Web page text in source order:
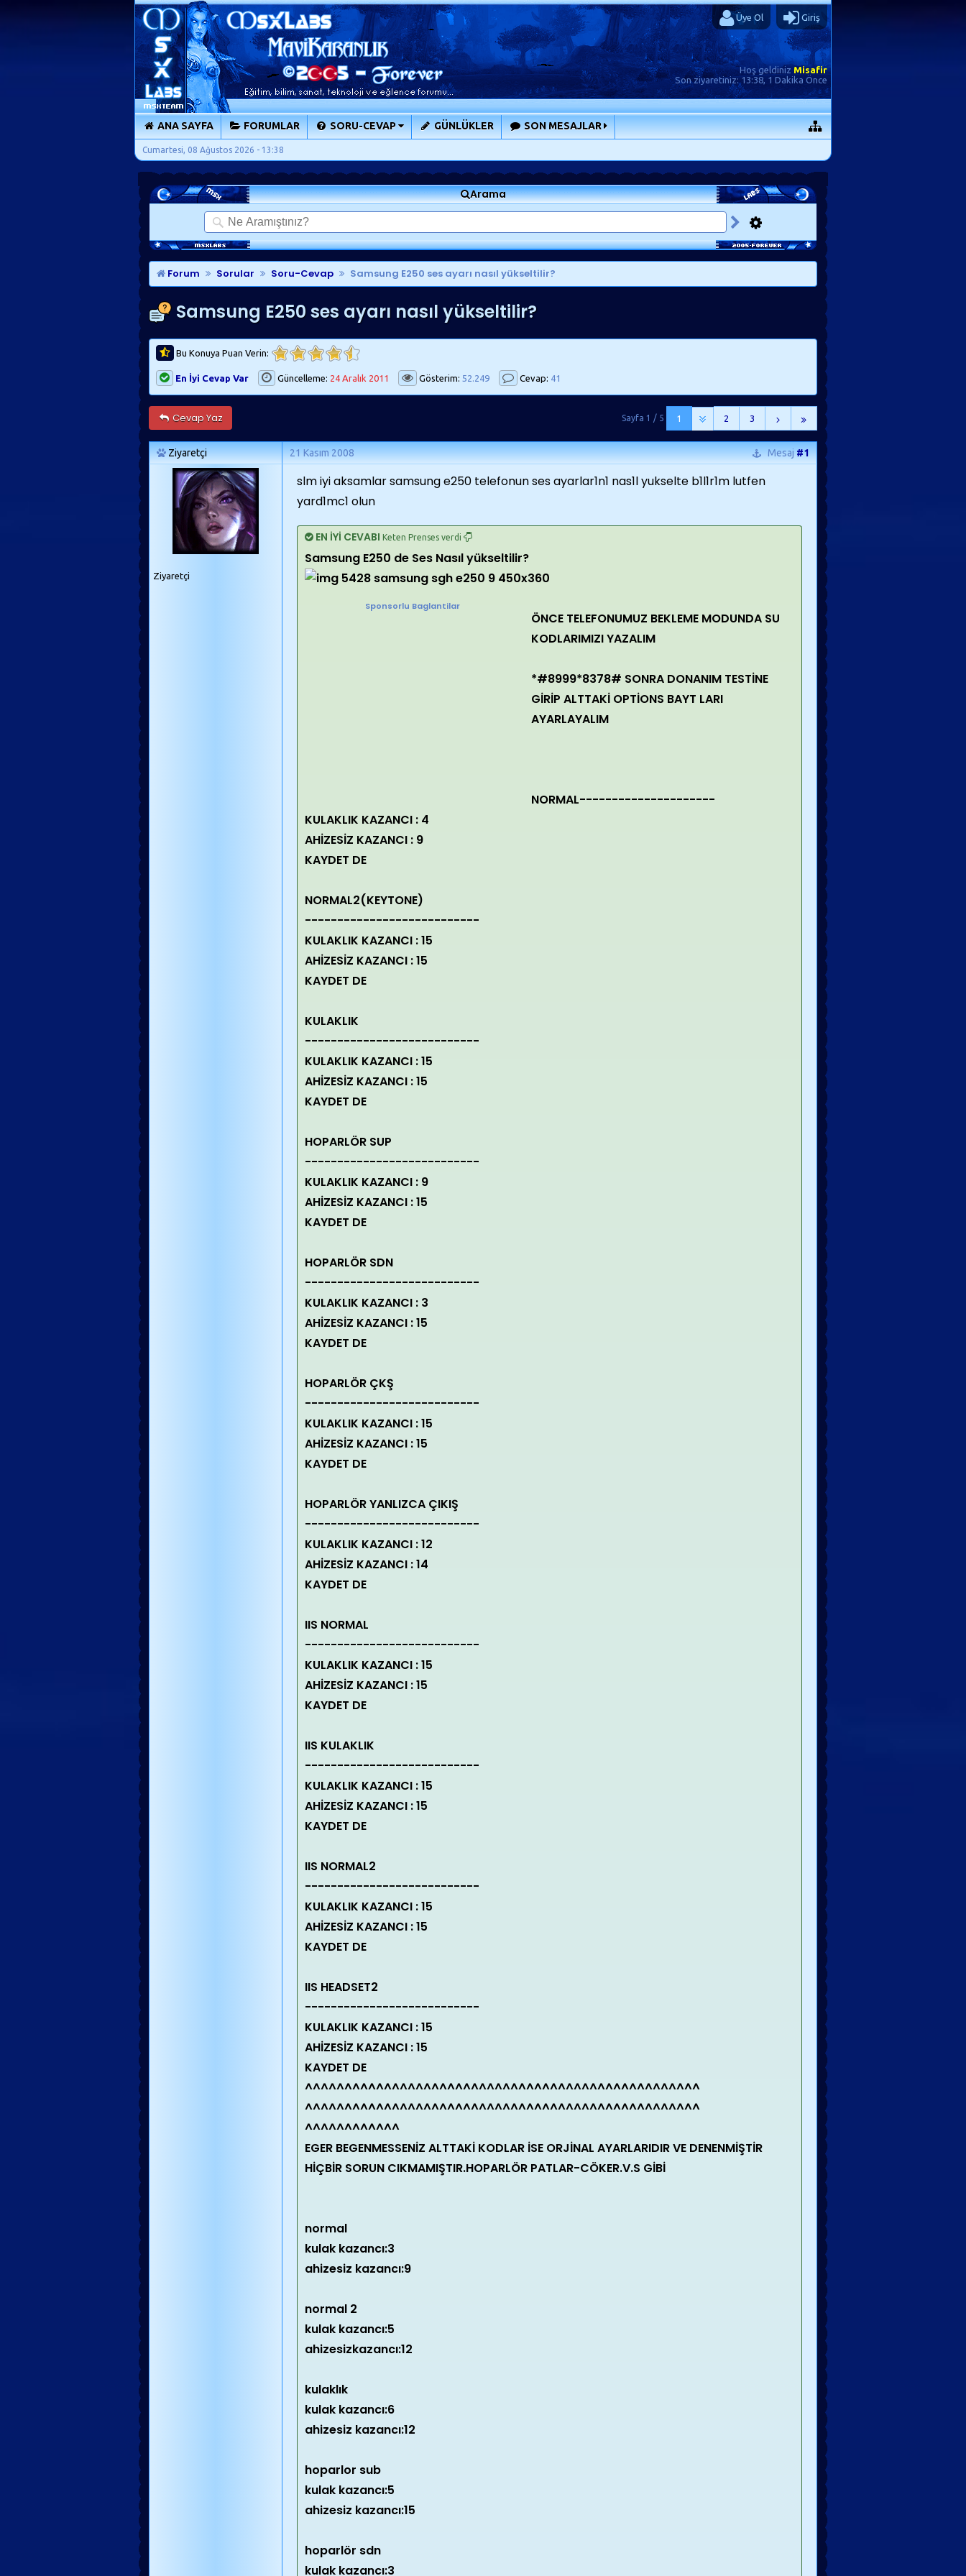
Üye Ol Giriş
Hoş geldiniz Misafir
Son ziyaretiniz:13:38, 1 Dakika Önce
ANA SAYFA FORUMLAR SORU-CEVAP GÜNLÜKLER SON MESAJLAR
Cumartesi, 08 Ağustos 2026 - 13:38
Arama
Forum Sorular Soru-Cevap Samsung E250 ses ayarı nasıl yükseltilir?
Samsung E250 ses ayarı nasıl yükseltilir?
Bu Konuya Puan Verin:
En İyi Cevap Var Güncelleme: 24 Aralık 2011 Gösterim: 52.249 Cevap: 41
Cevap Yaz 1 2 3
Sayfa 1 / 5
Ziyaretçi 21 Kasım 2008 Mesaj#1
Ziyaretçi
slm iyi aksamlar samsung e250 telefonun ses ayarlar1n1 nas1l yukselte b1l1r1m lutfen
yard1mc1 olun
EN İYİ CEVABI Keten Prenses verdi
Samsung E250 de Ses Nasıl yükseltilir?
Sponsorlu Baglantilar
ÖNCE TELEFONUMUZ BEKLEME MODUNDA SU
KODLARIMIZI YAZALIM
*#8999*8378# SONRA DONANIM TESTİNE
GİRİP ALTTAKİ OPTİONS BAYT LARI
AYARLAYALIM
NORMAL---------------------
KULAKLIK KAZANCI : 4
AHİZESİZ KAZANCI : 9
KAYDET DE
NORMAL2(KEYTONE)
---------------------------
KULAKLIK KAZANCI : 15
AHİZESİZ KAZANCI : 15
KAYDET DE
KULAKLIK
---------------------------
KULAKLIK KAZANCI : 15
AHİZESİZ KAZANCI : 15
KAYDET DE
HOPARLÖR SUP
---------------------------
KULAKLIK KAZANCI : 9
AHİZESİZ KAZANCI : 15
KAYDET DE
HOPARLÖR SDN
---------------------------
KULAKLIK KAZANCI : 3
AHİZESİZ KAZANCI : 15
KAYDET DE
HOPARLÖR ÇKŞ
---------------------------
KULAKLIK KAZANCI : 15
AHİZESİZ KAZANCI : 15
KAYDET DE
HOPARLÖR YANLIZCA ÇIKIŞ
---------------------------
KULAKLIK KAZANCI : 12
AHİZESİZ KAZANCI : 14
KAYDET DE
IIS NORMAL
---------------------------
KULAKLIK KAZANCI : 15
AHİZESİZ KAZANCI : 15
KAYDET DE
IIS KULAKLIK
---------------------------
KULAKLIK KAZANCI : 15
AHİZESİZ KAZANCI : 15
KAYDET DE
IIS NORMAL2
---------------------------
KULAKLIK KAZANCI : 15
AHİZESİZ KAZANCI : 15
KAYDET DE
IIS HEADSET2
---------------------------
KULAKLIK KAZANCI : 15
AHİZESİZ KAZANCI : 15
KAYDET DE
^^^^^^^^^^^^^^^^^^^^^^^^^^^^^^^^^^^^^^^^^^^^^^^^^^
^^^^^^^^^^^^^^^^^^^^^^^^^^^^^^^^^^^^^^^^^^^^^^^^^^
^^^^^^^^^^^^
EGER BEGENMESSENİZ ALTTAKİ KODLAR İSE ORJİNAL AYARLARIDIR VE DENENMİŞTİR
HİÇBİR SORUN CIKMAMIŞTIR.HOPARLÖR PATLAR-CÖKER.V.S GİBİ
normal
kulak kazancı:3
ahizesiz kazancı:9
normal 2
kulak kazancı:5
ahizesizkazancı:12
kulaklık
kulak kazancı:6
ahizesiz kazancı:12
hoparlor sub
kulak kazancı:5
ahizesiz kazancı:15
hoparlör sdn
kulak kazancı:3